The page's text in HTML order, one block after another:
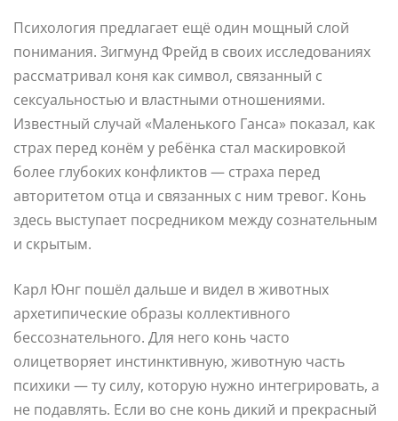
Психология предлагает ещё один мощный слой
понимания. Зигмунд Фрейд в своих исследованиях
рассматривал коня как символ, связанный с
сексуальностью и властными отношениями.
Известный случай «Маленького Ганса» показал, как
страх перед конём у ребёнка стал маскировкой
более глубоких конфликтов — страха перед
авторитетом отца и связанных с ним тревог. Конь
здесь выступает посредником между сознательным
и скрытым.
Карл Юнг пошёл дальше и видел в животных
архетипические образы коллективного
бессознательного. Для него конь часто
олицетворяет инстинктивную, животную часть
психики — ту силу, которую нужно интегрировать, а
не подавлять. Если во сне конь дикий и прекрасный